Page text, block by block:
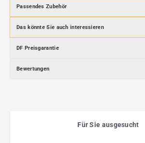
Passendes Zubehör
Das könnte Sie auch interessieren
DF Preisgarantie
Bewertungen
Für Sie ausgesucht